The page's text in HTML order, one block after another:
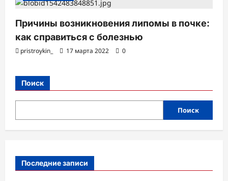
Причины возникновения липомы в почке:
как справиться с болезнью
pristroykin_ 17 марта 2022 0
Поиск
Поиск
Последние записи